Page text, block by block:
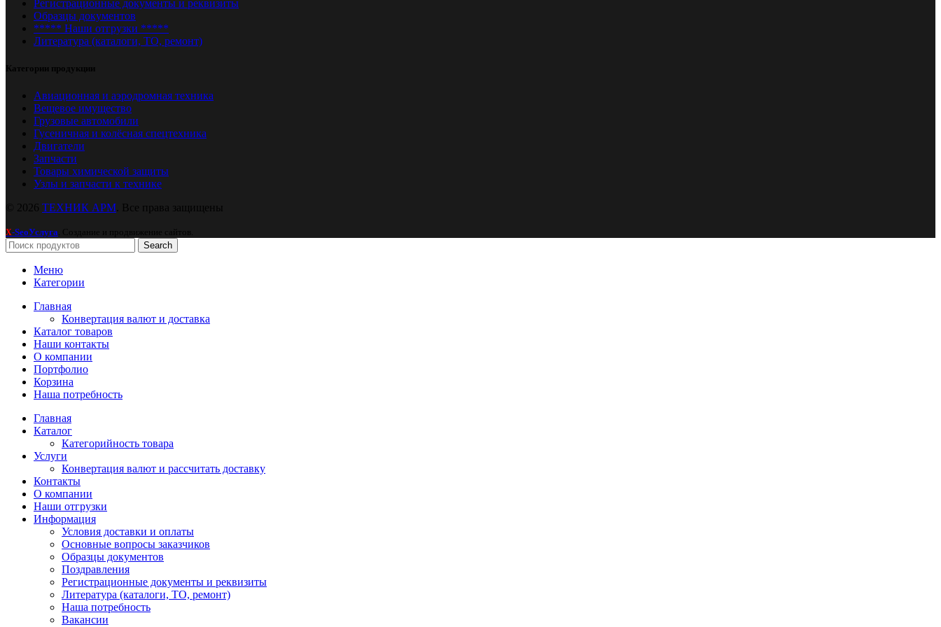
Регистрационные документы и реквизиты
Образцы документов
***** Наши отгрузки *****
Литература (каталоги, ТО, ремонт)
Категории продукции
Авиационная и аэродромная техника
Вещевое имущество
Грузовые автомобили
Гусеничная и колёсная спецтехника
Двигатели
Запчасти
Товары химической защиты
Узлы и запчасти к технике
© 2026 ТЕХНИК АРМ . Все права защищены
X-SeoУслуга . Создание и продвижение сайтов.
Search
Меню
Категории
Главная
Конвертация валют и доставка
Каталог товаров
Наши контакты
О компании
Портфолио
Корзина
Наша потребность
Главная
Каталог
Категорийность товара
Услуги
Конвертация валют и рассчитать доставку
Контакты
О компании
Наши отгрузки
Информация
Условия доставки и оплаты
Основные вопросы заказчиков
Образцы документов
Поздравления
Регистрационные документы и реквизиты
Литература (каталоги, ТО, ремонт)
Наша потребность
Вакансии